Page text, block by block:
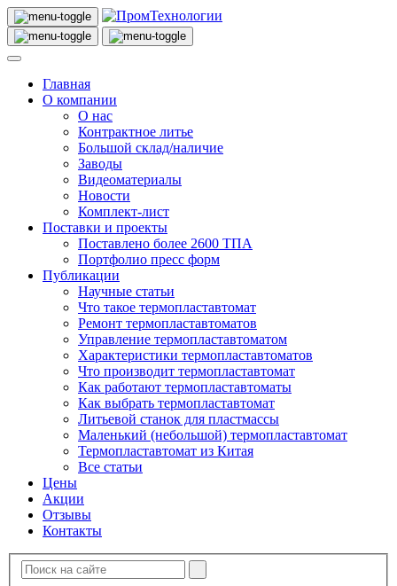
Главная
О компании
О нас
Контрактное литье
Большой склад/наличие
Заводы
Видеоматериалы
Новости
Комплект-лист
Поставки и проекты
Поставлено более 2600 ТПА
Портфолио пресс форм
Публикации
Научные статьи
Что такое термопластавтомат
Ремонт термопластавтоматов
Управление термопластавтоматом
Характеристики термопластавтоматов
Что производит термопластавтомат
Как работают термопластавтоматы
Как выбрать термопластавтомат
Литьевой станок для пластмассы
Маленький (небольшой) термопластавтомат
Термопластавтомат из Китая
Все статьи
Цены
Акции
Отзывы
Контакты